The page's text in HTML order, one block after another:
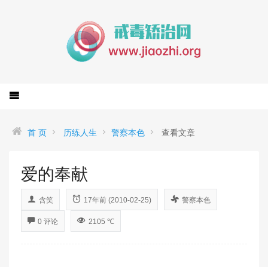
首 页 历练人生 警察本色 查看文章
爱的奉献
含笑 17年前 (2010-02-25) 警察本色
0 评论 2105 ℃